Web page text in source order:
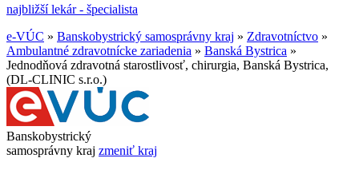
najbližší lekár - špecialista
e-VÚC » Banskobystrický samosprávny kraj » Zdravotníctvo »
Ambulantné zdravotnícke zariadenia » Banská Bystrica »
Jednodňová zdravotná starostlivosť, chirurgia, Banská Bystrica,
(DL-CLINIC s.r.o.)
Banskobystrický
samosprávny kraj zmeniť kraj